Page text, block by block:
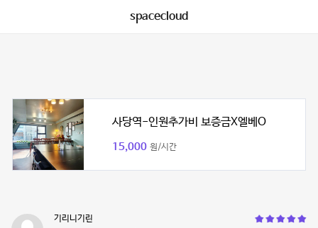
spacecloud
사당역-인원추가비 보증금X엘베O
15,000 원/시간
기리니기린